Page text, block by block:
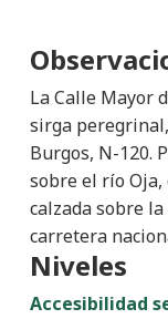
La Calle Mayor
sirga
Burgos, N-120.
sobre el río
calzada sobre
carretera
Niveles
Accesibilidad